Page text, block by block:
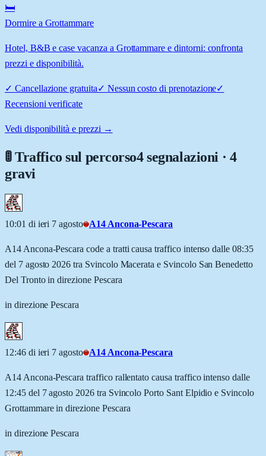
🛏️
Dormire a Grottammare
Hotel, B&B e case vacanza a Grottammare e dintorni: confronta
prezzi e disponibilità.
✓ Cancellazione gratuita✓ Nessun costo di prenotazione✓
Recensioni verificate
Vedi disponibilità e prezzi →
🚦 Traffico sul percorso4 segnalazioni · 4
gravi
10:01 di ieri 7 agosto A14 Ancona-Pescara
A14 Ancona-Pescara code a tratti causa traffico intenso dalle 08:35
del 7 agosto 2026 tra Svincolo Macerata e Svincolo San Benedetto
Del Tronto in direzione Pescara
in direzione Pescara
12:46 di ieri 7 agosto A14 Ancona-Pescara
A14 Ancona-Pescara traffico rallentato causa traffico intenso dalle
12:45 del 7 agosto 2026 tra Svincolo Porto Sant Elpidio e Svincolo
Grottammare in direzione Pescara
in direzione Pescara